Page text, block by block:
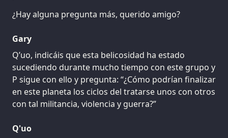
¿Hay alguna pregunta más, querido amigo?
Gary
Q’uo, indicáis que esta belicosidad ha estado
sucediendo durante mucho tiempo con este grupo y
P sigue con ello y pregunta: “¿Cómo podrían finalizar
en este planeta los ciclos del tratarse unos con otros
con tal militancia, violencia y guerra?”
Q'uo